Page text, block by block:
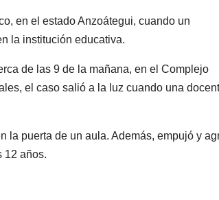
en el estado Anzoátegui, cuando un
la institución educativa.
de las 9 de la mañana, en el Complejo
el caso salió a la luz cuando una
la puerta de un aula. Además, empujó y
12 años.